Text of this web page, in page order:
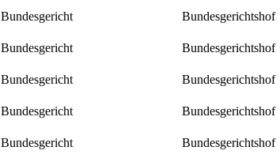
Bundesgericht Bundesgerichtshof
Bundesgericht Bundesgerichtshof
Bundesgericht Bundesgerichtshof
Bundesgericht Bundesgerichtshof
Bundesgericht Bundesgerichtshof